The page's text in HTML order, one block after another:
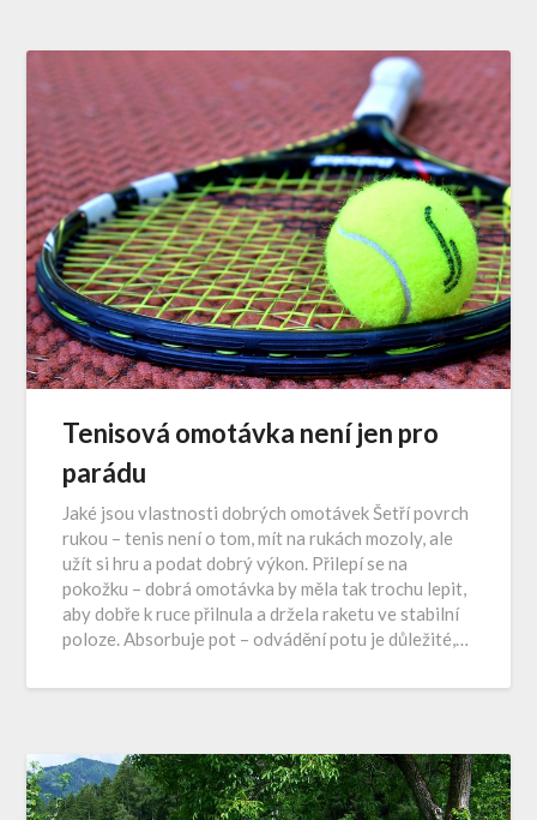
Tenisová omotávka není jen pro
parádu
Jaké jsou vlastnosti dobrých omotávek Šetří povrch
rukou – tenis není o tom, mít na rukách mozoly, ale
užít si hru a podat dobrý výkon. Přilepí se na
pokožku – dobrá omotávka by měla tak trochu lepit,
aby dobře k ruce přilnula a držela raketu ve stabilní
poloze. Absorbuje pot – odvádění potu je důležité,…